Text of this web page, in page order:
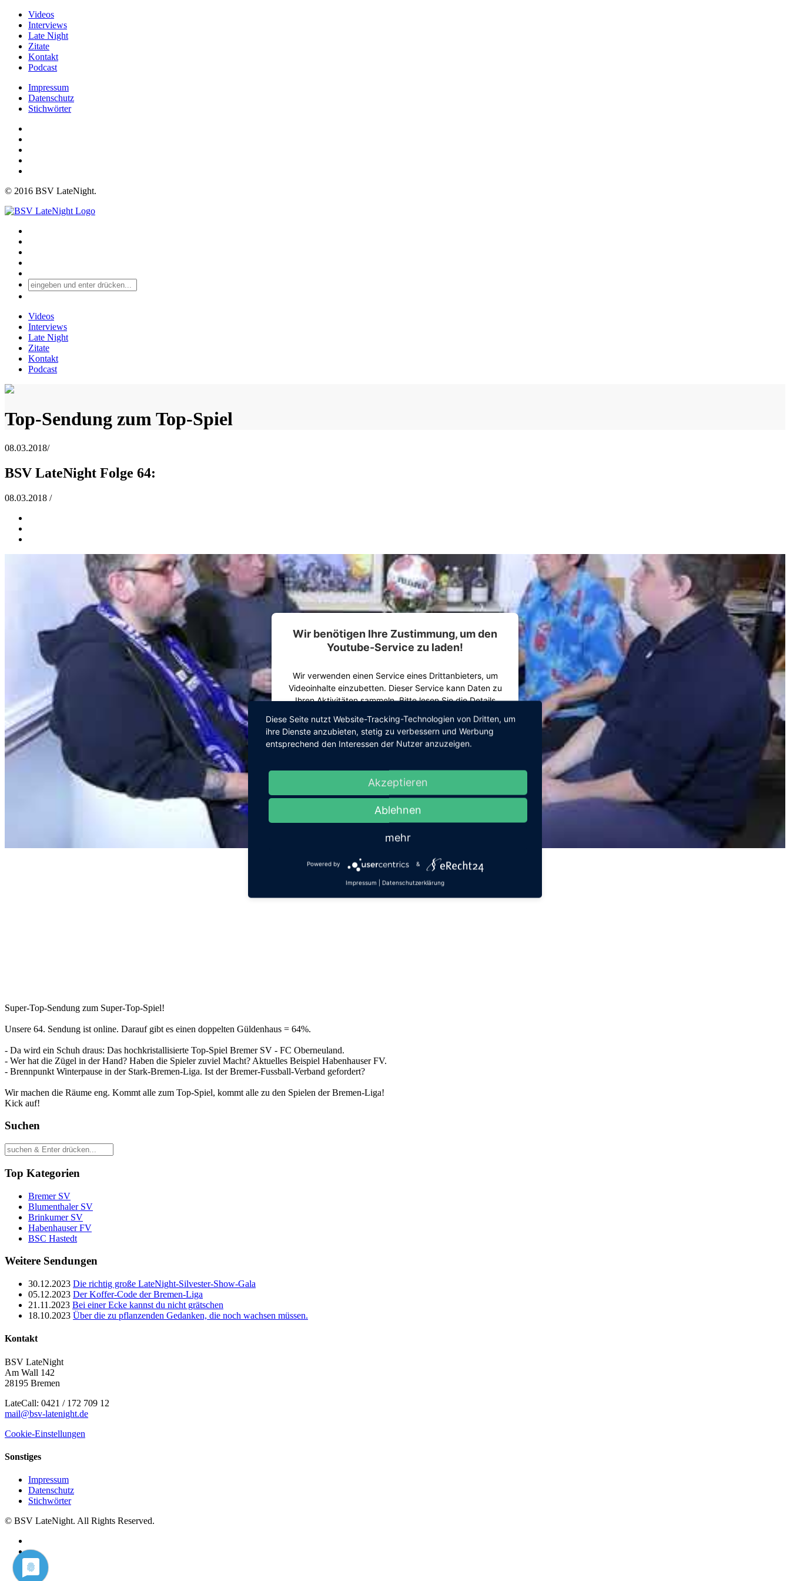
Videos
Interviews
Late Night
Zitate
Kontakt
Podcast
Impressum
Datenschutz
Stichwörter
© 2016 BSV LateNight.
Videos
Interviews
Late Night
Zitate
Kontakt
Podcast
Top-Sendung zum Top-Spiel
08.03.2018/
BSV LateNight Folge 64:
08.03.2018 /
Wir benötigen Ihre Zustimmung, um den
Youtube-Service zu laden!
Wir verwenden einen Service eines Drittanbieters, um
Videoinhalte einzubetten. Dieser Service kann Daten zu
Ihren Aktivitäten sammeln. Bitte lesen Sie die Details
dieses Video anzusehen.
Usercentrics Consent Management Platform
Super-Top-Sendung zum Super-Top-Spiel!
Unsere 64. Sendung ist online. Darauf gibt es einen doppelten Güldenhaus = 64%.
- Da wird ein Schuh draus: Das hochkristallisierte Top-Spiel Bremer SV - FC Oberneuland.
- Wer hat die Zügel in der Hand? Haben die Spieler zuviel Macht? Aktuelles Beispiel Habenhauser FV.
- Brennpunkt Winterpause in der Stark-Bremen-Liga. Ist der Bremer-Fussball-Verband gefordert?
Wir machen die Räume eng. Kommt alle zum Top-Spiel, kommt alle zu den Spielen der Bremen-Liga!
Kick auf!
Suchen
Top Kategorien
Bremer SV
Blumenthaler SV
Brinkumer SV
Habenhauser FV
BSC Hastedt
Weitere Sendungen
30.12.2023 Die richtig große LateNight-Silvester-Show-Gala
05.12.2023 Der Koffer-Code der Bremen-Liga
21.11.2023 Bei einer Ecke kannst du nicht grätschen
18.10.2023 Über die zu pflanzenden Gedanken, die noch wachsen müssen.
Kontakt
BSV LateNight
Am Wall 142
28195 Bremen
LateCall: 0421 / 172 709 12
mail@bsv-latenight.de
Cookie-Einstellungen
Sonstiges
Impressum
Datenschutz
Stichwörter
© BSV LateNight. All Rights Reserved.
Diese Seite nutzt Website-Tracking-Technologien von Dritten, um
ihre Dienste anzubieten, stetig zu verbessern und Werbung
entsprechend den Interessen der Nutzer anzuzeigen.
Akzeptieren
Ablehnen
mehr
Powered by &
Impressum | Datenschutzerklärung